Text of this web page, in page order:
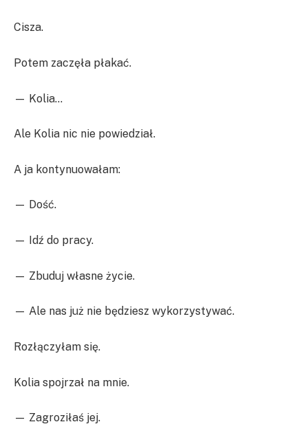
Cisza.
Potem zaczęła płakać.
— Kolia…
Ale Kolia nic nie powiedział.
A ja kontynuowałam:
— Dość.
— Idź do pracy.
— Zbuduj własne życie.
— Ale nas już nie będziesz wykorzystywać.
Rozłączyłam się.
Kolia spojrzał na mnie.
— Zagroziłaś jej.